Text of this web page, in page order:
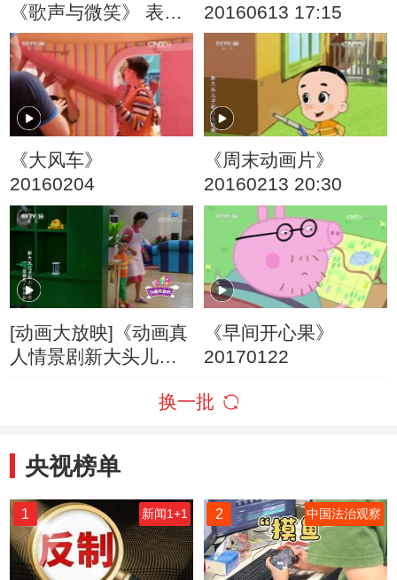
《歌声与微笑》 表
演：银河少儿电视艺
术团等
20160613 17:15
《大风车》
20160204
《周末动画片》
20160213 20:30
[动画大放映]《动画真
人情景剧新大头儿子
《早间开心果》
20170122
换一批
央视榜单
1 新闻1+1 2 中国法治观察